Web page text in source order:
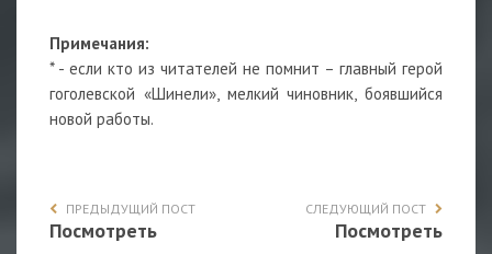
Примечания:
* - если кто из читателей не помнит – главный герой
гоголевской «Шинели», мелкий чиновник, боявшийся
новой работы.
ПРЕДЫДУЩИЙ ПОСТ
Посмотреть
СЛЕДУЮЩИЙ ПОСТ
Посмотреть